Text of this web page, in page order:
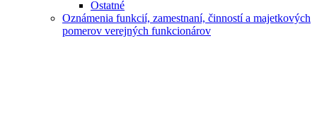
Ostatné
Oznámenia funkcií, zamestnaní, činností a majetkových
pomerov verejných funkcionárov